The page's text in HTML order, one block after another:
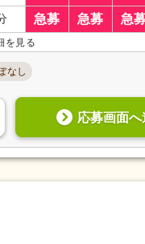
介護実践リーダー研修 (225)
(13,969)
査技師
理士(1,458)
(17,321)
ス管理責任者研修(1,199)
急募 急募 急
を見る
なし
応募画面へ